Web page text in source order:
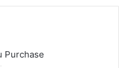
Purchase